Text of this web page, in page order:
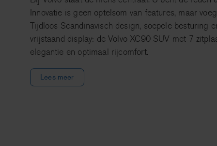
Innovatie is geen optelsom van features, maar
Tijdloos Scandinavisch design, soepele besturing
vrijstaand display: de Volvo XC90 SUV met 7
elegantie en optimaal rijcomfort.
Lees meer